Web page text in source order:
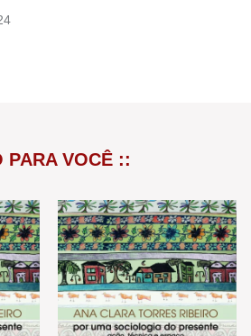
PARA VOCÊ ::